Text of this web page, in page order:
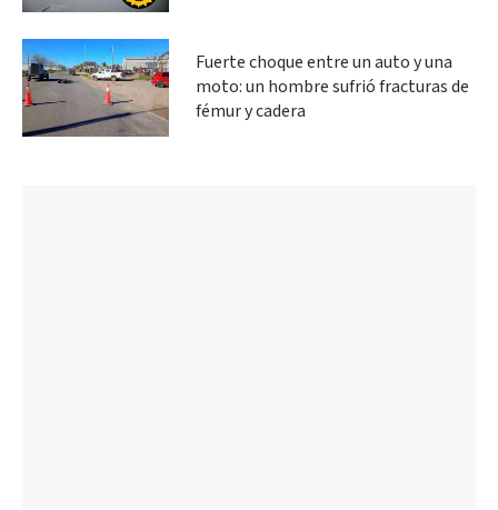
Fuerte choque entre un auto y una
moto: un hombre sufrió fracturas de
fémur y cadera